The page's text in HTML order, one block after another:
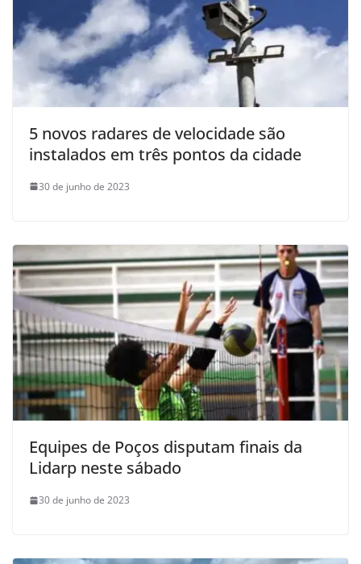
5 novos radares de velocidade são
instalados em três pontos da cidade
30 de junho de 2023
Equipes de Poços disputam finais da
Lidarp neste sábado
30 de junho de 2023